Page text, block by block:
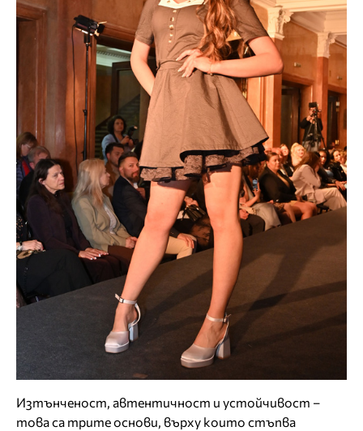
Изтънченост, автентичност и устойчивост –
това са трите основи, върху които стъпва